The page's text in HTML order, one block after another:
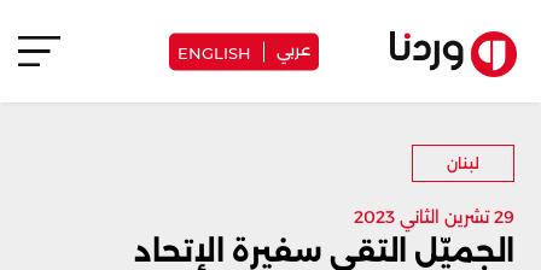
عربي ENGLISH
لبنان
29 تشرين الثاني 2023
الجميّل التقى سفيرة الإتحاد